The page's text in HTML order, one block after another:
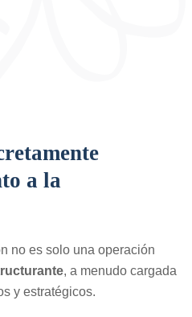
a la
no es solo una operación
, a menudo cargada
y estratégicos.